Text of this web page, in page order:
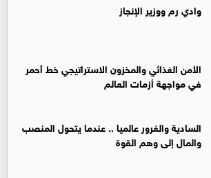
وادي رم ووزير الإنجاز
الأمن الغذائي والمخزون الاستراتيجي خط أحمر
في مواجهة أزمات العالم
السادية والغرور عالميا .. عندما يتحول المنصب
والمال إلى وهم القوة